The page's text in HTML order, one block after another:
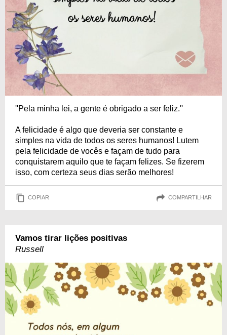
''Pela minha lei, a gente é obrigado a ser feliz.''
A felicidade é algo que deveria ser constante e
simples na vida de todos os seres humanos! Lutem
pela felicidade de vocês e façam de tudo para
conquistarem aquilo que te façam felizes. Se fizerem
isso, com certeza seus dias serão melhores!
COPIAR COMPARTILHAR
Vamos tirar lições positivas
Russell